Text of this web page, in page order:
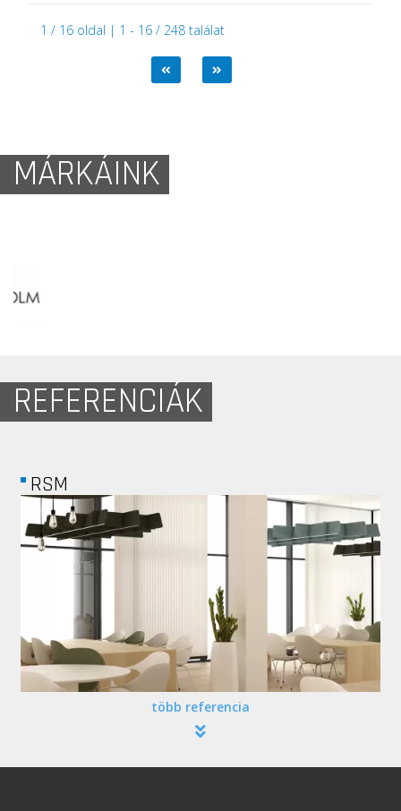
1 / 16 oldal | 1 - 16 / 248 találat
MÁRKÁINK
REFERENCIÁK
RSM
több referencia